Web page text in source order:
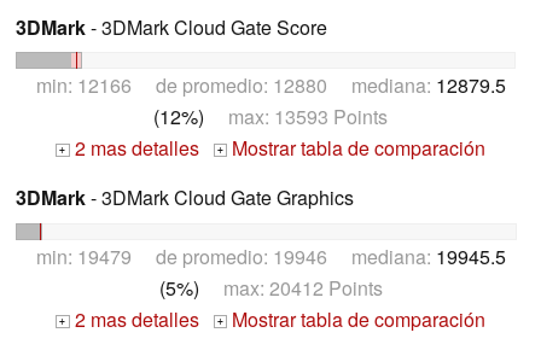
3DMark- 3DMark Cloud Gate Score
min: 12166 de promedio: 12880 mediana: 12879.5
(12%) max: 13593 Points
+ 2 mas detalles +
Mostrar tabla de comparación
3DMark- 3DMark Cloud Gate Graphics
min: 19479 de promedio: 19946 mediana: 19945.5
(5%) max: 20412 Points
+ 2 mas detalles +
Mostrar tabla de comparación